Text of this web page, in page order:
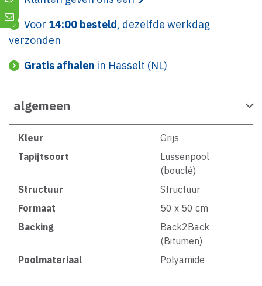
Voor 14:00 besteld, dezelfde werkdag
verzonden
Gratis afhalen in Hasselt (NL)
algemeen
Kleur
Grijs
Tapijtsoort
Lussenpool
(bouclé)
Structuur
Structuur
Formaat
50 x 50 cm
Backing
Back2Back
(Bitumen)
Poolmateriaal
Polyamide